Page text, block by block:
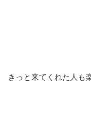
きっと来てくれた人も